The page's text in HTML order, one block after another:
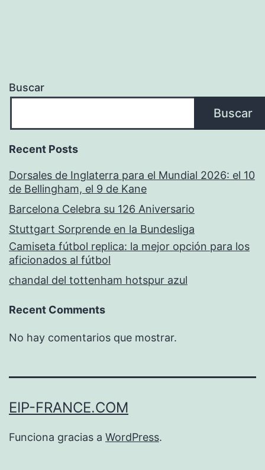
Buscar
Buscar
Recent Posts
Dorsales de Inglaterra para el Mundial 2026: el 10
de Bellingham, el 9 de Kane
Barcelona Celebra su 126 Aniversario
Stuttgart Sorprende en la Bundesliga
Camiseta fútbol replica: la mejor opción para los
aficionados al fútbol
chandal del tottenham hotspur azul
Recent Comments
No hay comentarios que mostrar.
EIP-FRANCE.COM
Funciona gracias a WordPress.